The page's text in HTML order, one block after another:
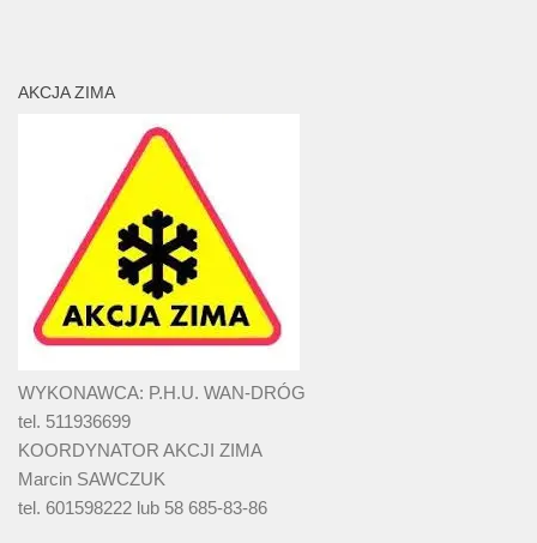
AKCJA ZIMA
WYKONAWCA: P.H.U. WAN-DRÓG
tel. 511936699
KOORDYNATOR AKCJI ZIMA
Marcin SAWCZUK
tel. 601598222 lub 58 685-83-86